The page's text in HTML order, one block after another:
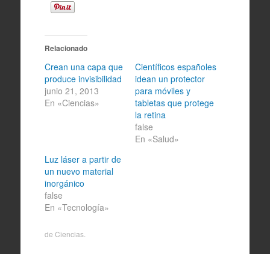
Relacionado
Crean una capa que
produce invisibilidad
junio 21, 2013
En «Ciencias»
Científicos españoles
idean un protector
para móviles y
tabletas que protege
la retina
false
En «Salud»
Luz láser a partir de
un nuevo material
inorgánico
false
En «Tecnología»
de Ciencias.